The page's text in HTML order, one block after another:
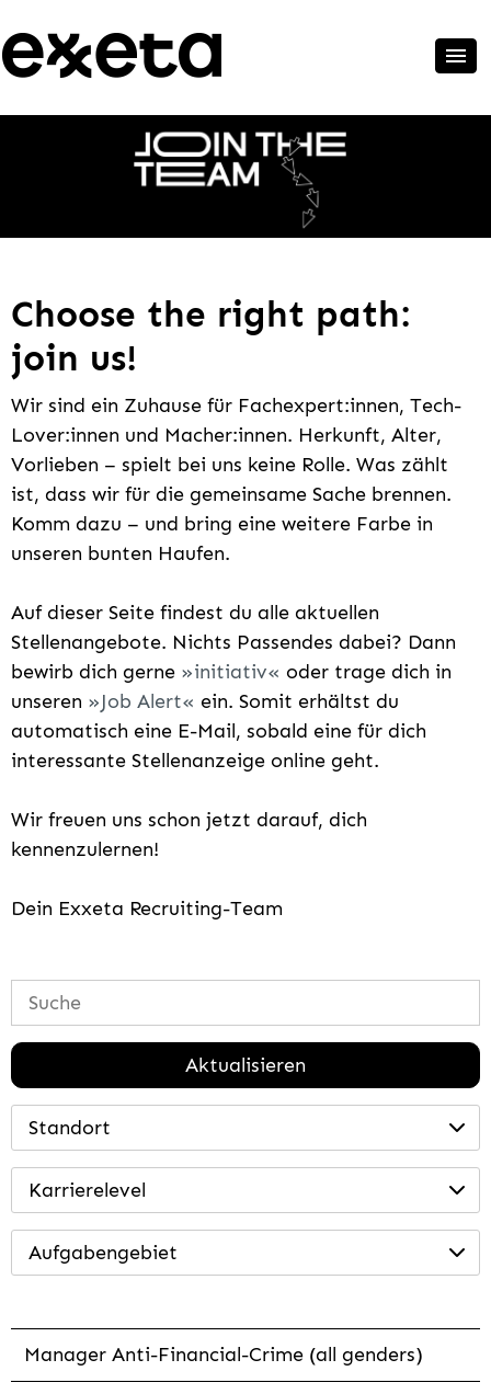
Choose the right path:
join us!
Wir sind ein Zuhause für Fachexpert:innen, Tech-
Lover:innen und Macher:innen. Herkunft, Alter,
Vorlieben – spielt bei uns keine Rolle. Was zählt
ist, dass wir für die gemeinsame Sache brennen.
Komm dazu – und bring eine weitere Farbe in
unseren bunten Haufen.
Auf dieser Seite findest du alle aktuellen
Stellenangebote. Nichts Passendes dabei? Dann
bewirb dich gerne
initiativ
oder trage dich in
unseren
Job Alert
ein. Somit erhältst du
automatisch eine E-Mail, sobald eine für dich
interessante Stellenanzeige online geht.
Wir freuen uns schon jetzt darauf, dich
kennenzulernen!
Dein Exxeta Recruiting-Team
Aktualisieren
Standort
Karrierelevel
Aufgabengebiet
Manager Anti-Financial-Crime (all genders)